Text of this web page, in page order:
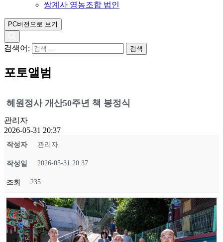
쌍계사 영농조합 법인
PC버전으로 보기
검색어:
포토앨범
헤원정사 개산50주년 책 봉정식
관리자
2026-05-31 20:37
작성자 관리자
작성일 2026-05-31 20:37
조회 235